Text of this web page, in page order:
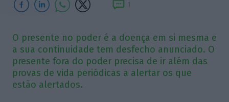
1
O presente no poder é a doença em si mesma e
a sua continuidade tem desfecho anunciado. O
presente fora do poder precisa de ir além das
provas de vida periódicas a alertar os que
estão alertados.